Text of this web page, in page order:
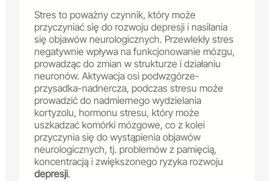
Stres to poważny czynnik, który może
przyczyniać się do rozwoju depresji i nasilania
się objawów neurologicznych. Przewlekły stres
negatywnie wpływa na funkcjonowanie mózgu,
prowadząc do zmian w strukturze i działaniu
neuronów. Aktywacja osi podwzgórze-
przysadka-nadnercza, podczas stresu może
prowadzić do nadmiernego wydzielania
kortyzolu, hormonu stresu, który może
uszkadzać komórki mózgowe, co z kolei
przyczynia się do wystąpienia objawów
neurologicznych, tj. problemów z pamięcią,
koncentracją i zwiększonego ryzyka rozwoju
depresji.